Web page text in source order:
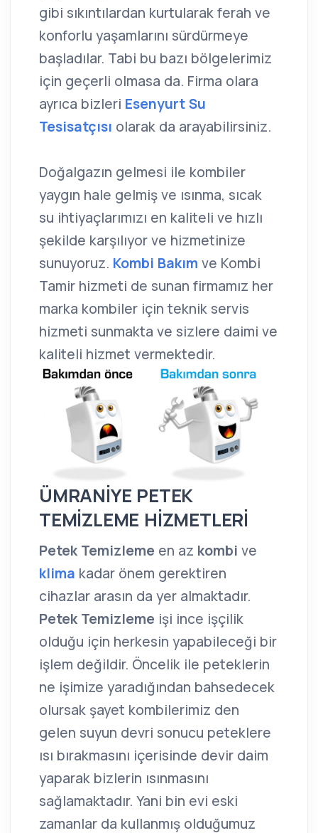
gibi sıkıntılardan kurtularak ferah ve
konforlu yaşamlarını sürdürmeye
başladılar. Tabi bu bazı bölgelerimiz
için geçerli olmasa da. Firma olara
ayrıca bizleri Esenyurt Su
Tesisatçısı olarak da arayabilirsiniz.
Doğalgazın gelmesi ile kombiler
yaygın hale gelmiş ve ısınma, sıcak
su ihtiyaçlarımızı en kaliteli ve hızlı
şekilde karşılıyor ve hizmetinize
sunuyoruz. Kombi Bakım ve Kombi
Tamir hizmeti de sunan firmamız her
marka kombiler için teknik servis
hizmeti sunmakta ve sizlere daimi ve
kaliteli hizmet vermektedir.
ÜMRANİYE PETEK
TEMİZLEME HİZMETLERİ
Petek Temizleme en az kombi ve
klima kadar önem gerektiren
cihazlar arasın da yer almaktadır.
Petek Temizleme işi ince işçilik
olduğu için herkesin yapabileceği bir
işlem değildir. Öncelik ile peteklerin
ne işimize yaradığından bahsedecek
olursak şayet kombilerimiz den
gelen suyun devri sonucu peteklere
ısı bırakmasını içerisinde devir daim
yaparak bizlerin ısınmasını
sağlamaktadır. Yani bin evi eski
zamanlar da kullanmış olduğumuz